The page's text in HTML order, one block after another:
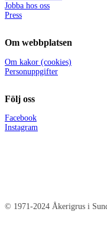
Jobba hos oss
Press
Om webbplatsen
Om kakor (cookies)
Personuppgifter
Följ oss
Facebook
Instagram
© 1971-2024 Åkerigrus i